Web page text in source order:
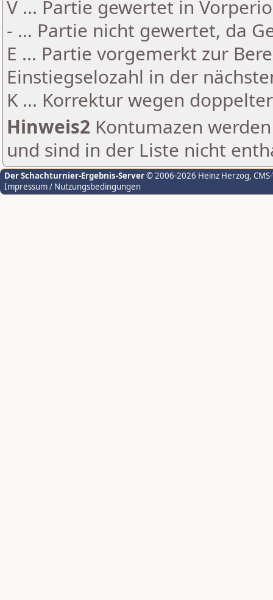
V ... Partie gewertet in
- ... Partie nicht gewertet, da
E ... Partie vorgemerkt zur
Einstiegselozahl in der
K ... Korrektur wegen
Hinweis2 Kontumazen
und sind in der Liste nicht
Der Schachturnier-Ergebnis-Server© 2006-2026 Heinz Herzog,
Impressum / Nutzungsbedingungen